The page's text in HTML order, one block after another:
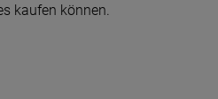
kaufen können.